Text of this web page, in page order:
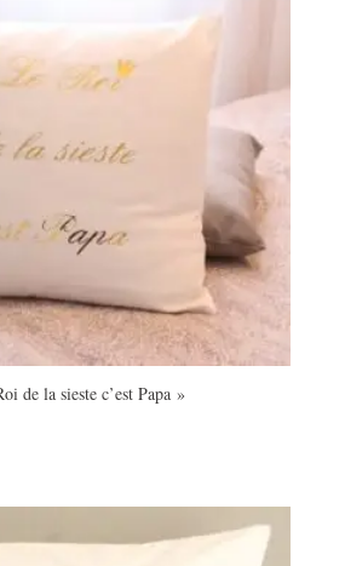
de la sieste c’est Papa »